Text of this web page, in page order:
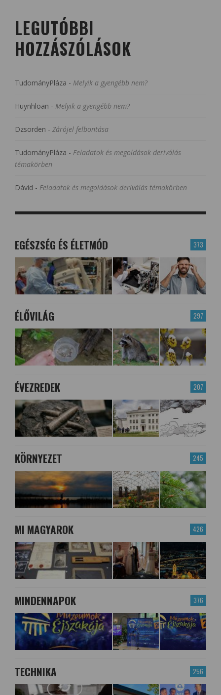
LEGUTÓBBI
HOZZÁSZÓLÁSOK
TudományPláza - Melyik a gyengébb nem?
Huynhloan - Melyik a gyengébb nem?
Dzsorden - Zárójel felbontása
TudományPláza - Feladatok és megoldások deriválás
témakörben
Dávid - Feladatok és megoldások deriválás témakörben
373
EGÉSZSÉG ÉS ÉLETMÓD
297
ÉLŐVILÁG
207
ÉVEZREDEK
245
KÖRNYEZET
426
MI MAGYAROK
376
MINDENNAPOK
256
TECHNIKA